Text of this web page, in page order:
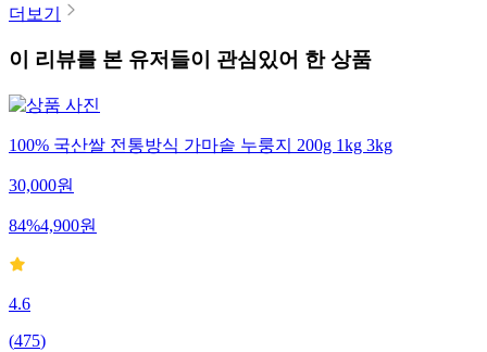
더보기
이 리뷰를 본 유저들이 관심있어 한 상품
100% 국산쌀 전통방식 가마솥 누룽지 200g 1kg 3kg
30,000원
84%4,900원
4.6
(475)